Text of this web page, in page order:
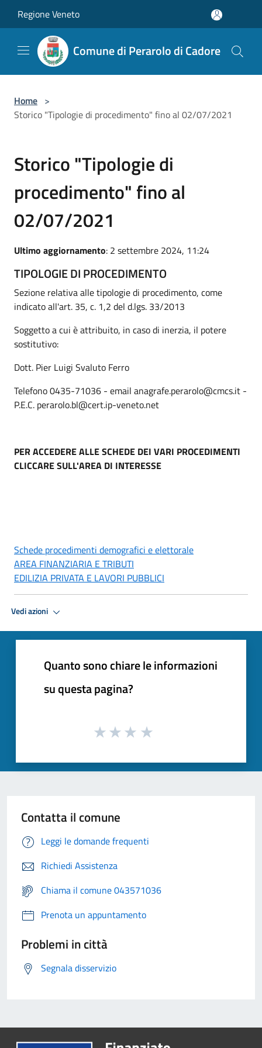
Regione Veneto
Comune di Perarolo di Cadore
Home >
Storico "Tipologie di procedimento" fino al 02/07/2021
Storico "Tipologie di
procedimento" fino al
02/07/2021
Ultimo aggiornamento: 2 settembre 2024, 11:24
TIPOLOGIE DI PROCEDIMENTO
Sezione relativa alle tipologie di procedimento, come
indicato all'art. 35, c. 1,2 del d.lgs. 33/2013
Soggetto a cui è attribuito, in caso di inerzia, il potere
sostitutivo:
Dott. Pier Luigi Svaluto Ferro
Telefono 0435-71036 - email anagrafe.perarolo@cmcs.it -
P.E.C. perarolo.bl@cert.ip-veneto.net
PER ACCEDERE ALLE SCHEDE DEI VARI PROCEDIMENTI
CLICCARE SULL'AREA DI INTERESSE
Schede procedimenti demografici e elettorale
AREA FINANZIARIA E TRIBUTI
EDILIZIA PRIVATA E LAVORI PUBBLICI
Vedi azioni
Quanto sono chiare le informazioni
su questa pagina?
Contatta il comune
Leggi le domande frequenti
Richiedi Assistenza
Chiama il comune 043571036
Prenota un appuntamento
Problemi in città
Segnala disservizio